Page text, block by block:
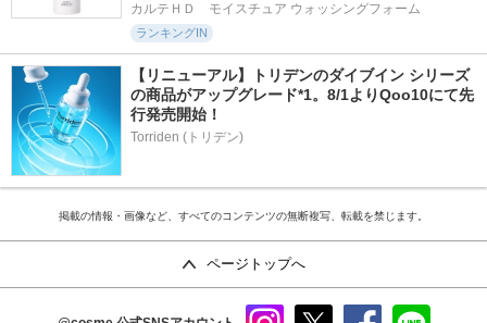
カルテＨＤ　モイスチュア ウォッシングフォーム
ランキングIN
【リニューアル】トリデンのダイブイン シリーズ
の商品がアップグレード*1。8/1よりQoo10にて先
行発売開始！
Torriden (トリデン)
掲載の情報・画像など、すべてのコンテンツの無断複写、転載を禁じます。
ページトップへ